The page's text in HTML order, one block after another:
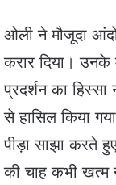
ओली ने मौजूदा
करार दिया। उनके
प्रदर्शन का
से हासिल किया
पीड़ा साझा करते
की चाह कभी खत्म